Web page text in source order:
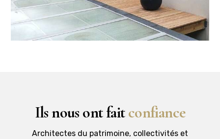
Ils nous ont faitconfiance
Architectes du patrimoine, collectivités et